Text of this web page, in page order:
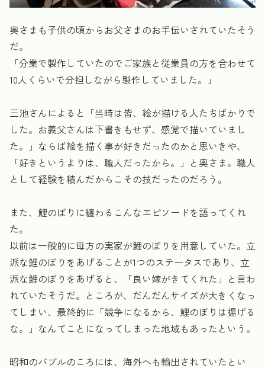
奥さまも子供の頃からお父さまのお手伝いされていたそう
だ。
「分業で製作していたのでご家族と従業員の方を合わせて
10人くらいで分担しながら製作していました。」
三池さんによると「当時は皆、絵が描ける人たちばかりで
した。お義父さんは下書きもせず、感覚で描いていまし
た。」ならば絵を描く事が好きだったのかと思いきや、
「好きというよりは、職人だったから。」と奥さま。職人
として経験を積んだからこその技だったのだろう。
また、鯉のぼりに纏わるこんなエピソードを語ってくれ
た。
以前は一般的に母方の実家が鯉のぼりを用意していた。立
派な鯉のぼりをあげることが1つのステータスであり、立
派な鯉のぼりをあげると、「良い嫁がきてくれた」と言わ
れていたそうだ。ところが、だんだんサイズが大きくなっ
てしまい、最終的に「競争になるから、鯉のぼりは揚げる
な。」なんてことになってしまった地域もあったという。
昭和のバブルのころには、海外へも輸出されていたとい